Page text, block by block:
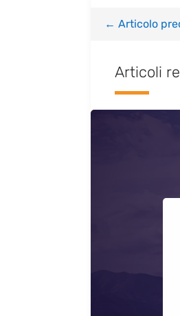
← Articolo
Articoli